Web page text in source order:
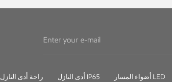
راحة أدى النازل أدى النازل IP65 أضواء المسار LED